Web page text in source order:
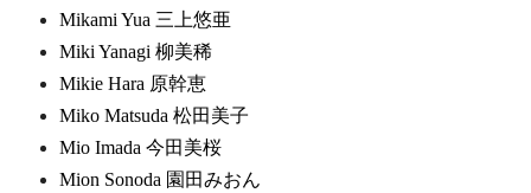
Mikami Yua 三上悠亜
Miki Yanagi 柳美稀
Mikie Hara 原幹恵
Miko Matsuda 松田美子
Mio Imada 今田美桜
Mion Sonoda 園田みおん